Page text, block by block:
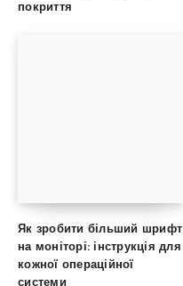
покриття
Як зробити більший шрифт
на моніторі: інструкція для
кожної операційної
системи